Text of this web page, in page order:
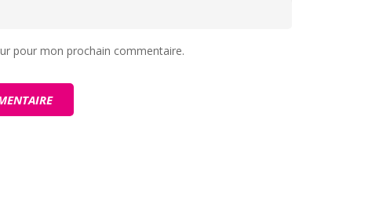
pour mon prochain commentaire.